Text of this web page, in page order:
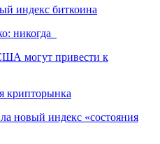
индекс биткоина
никогда
могут привести к
крипторынка
новый индекс «состояния